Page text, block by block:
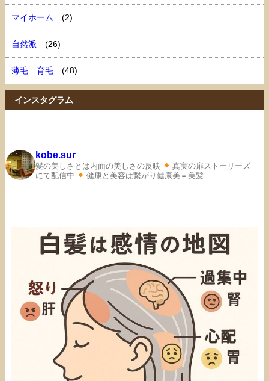
マイホーム (2)
自然派 (26)
薄毛 育毛 (48)
インスタグラム
kobe.sur
髪の美しさとは内面の美しさの反映
真実の扉ストーリーズ
にて配信中
健康と美容は繋がり健康美＝美髪